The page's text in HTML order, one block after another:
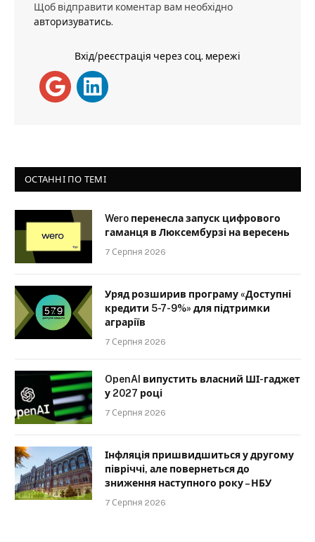
Щоб відправити коментар вам необхідно
авторизуватись.
Вхід/реєстрація через соц. мережі
ОСТАННІ ПО ТЕМІ
Wero перенесла запуск цифрового
гаманця в Люксембурзі на вересень
7 Серпня 2026
Уряд розширив програму «Доступні
кредити 5-7-9%» для підтримки
аграріїв
7 Серпня 2026
OpenAI випустить власний ШІ-гаджет
у 2027 році
7 Серпня 2026
Інфляція пришвидшиться у другому
півріччі, але повернеться до
зниження наступного року – НБУ
7 Серпня 2026